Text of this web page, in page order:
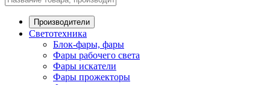
Производители
Светотехника
Блок-фары, фары
Фары рабочего света
Фары искатели
Фары прожекторы